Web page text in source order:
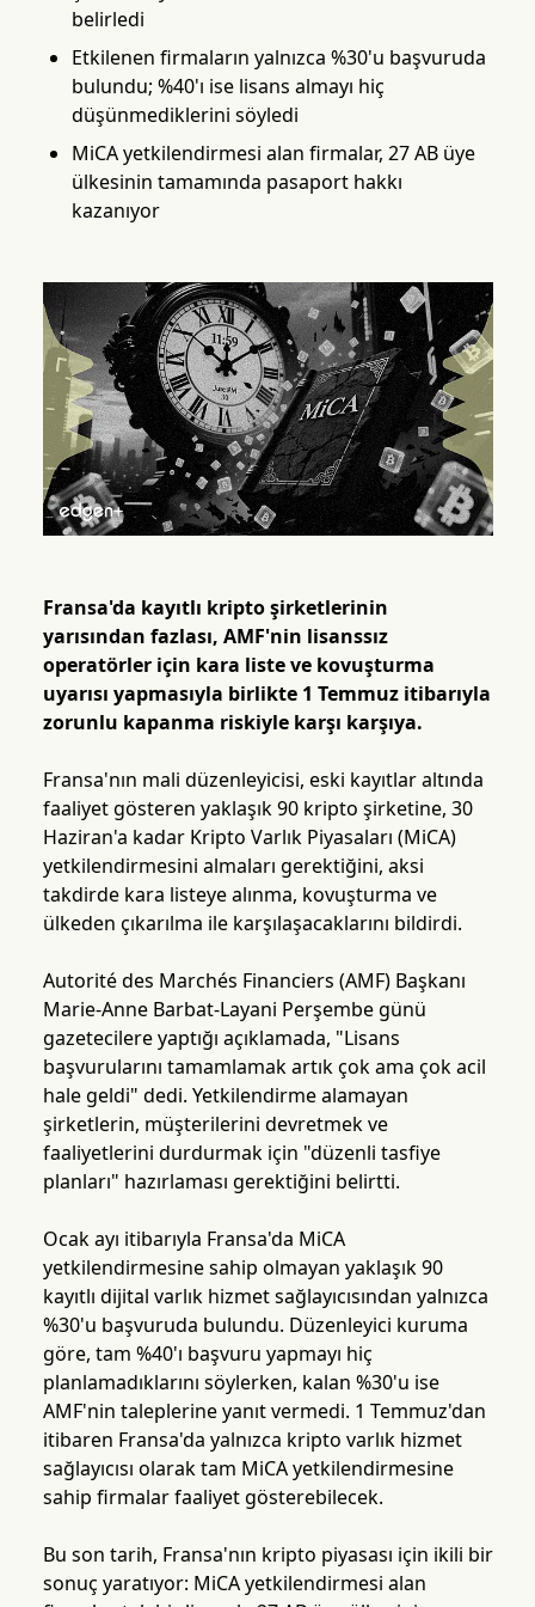
belirledi
Etkilenen firmaların yalnızca %30'u başvuruda
bulundu; %40'ı ise lisans almayı hiç
düşünmediklerini söyledi
MiCA yetkilendirmesi alan firmalar, 27 AB üye
ülkesinin tamamında pasaport hakkı
kazanıyor
Fransa'da kayıtlı kripto şirketlerinin
yarısından fazlası, AMF'nin lisanssız
operatörler için kara liste ve kovuşturma
uyarısı yapmasıyla birlikte 1 Temmuz itibarıyla
zorunlu kapanma riskiyle karşı karşıya.
Fransa'nın mali düzenleyicisi, eski kayıtlar altında
faaliyet gösteren yaklaşık 90 kripto şirketine, 30
Haziran'a kadar Kripto Varlık Piyasaları (MiCA)
yetkilendirmesini almaları gerektiğini, aksi
takdirde kara listeye alınma, kovuşturma ve
ülkeden çıkarılma ile karşılaşacaklarını bildirdi.
Autorité des Marchés Financiers (AMF) Başkanı
Marie-Anne Barbat-Layani Perşembe günü
gazetecilere yaptığı açıklamada, "Lisans
başvurularını tamamlamak artık çok ama çok acil
hale geldi" dedi. Yetkilendirme alamayan
şirketlerin, müşterilerini devretmek ve
faaliyetlerini durdurmak için "düzenli tasfiye
planları" hazırlaması gerektiğini belirtti.
Ocak ayı itibarıyla Fransa'da MiCA
yetkilendirmesine sahip olmayan yaklaşık 90
kayıtlı dijital varlık hizmet sağlayıcısından yalnızca
%30'u başvuruda bulundu. Düzenleyici kuruma
göre, tam %40'ı başvuru yapmayı hiç
planlamadıklarını söylerken, kalan %30'u ise
AMF'nin taleplerine yanıt vermedi. 1 Temmuz'dan
itibaren Fransa'da yalnızca kripto varlık hizmet
sağlayıcısı olarak tam MiCA yetkilendirmesine
sahip firmalar faaliyet gösterebilecek.
Bu son tarih, Fransa'nın kripto piyasası için ikili bir
sonuç yaratıyor: MiCA yetkilendirmesi alan